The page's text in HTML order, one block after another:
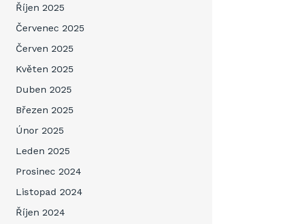
Říjen 2025
Červenec 2025
Červen 2025
Květen 2025
Duben 2025
Březen 2025
Únor 2025
Leden 2025
Prosinec 2024
Listopad 2024
Říjen 2024